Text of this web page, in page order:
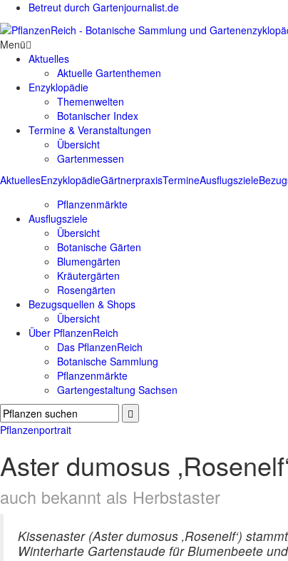
Betreut durch Gartenjournalist.de
AktuellesEnzyklopädieGärtnerpraxisTermineAusflugsziele
Menü
Aktuelles
Aktuelle Gartenthemen
Enzyklopädie
Themenwelten
Botanischer Index
Termine & Veranstaltungen
Übersicht
Gartenmessen
Pflanzenmärkte
Ausflugsziele
Übersicht
Botanische Gärten
Blumengärten
Kräutergärten
Rosengärten
Bezugsquellen & Shops
Übersicht
Über PflanzenReich
Das PflanzenReich
Botanische Sammlung
Pflanzenmärkte
Gartengestaltung Sachsen
Pflanzenportrait
Aster dumosus
auch bekannt als Herbstaster
Kissenaster (Aster dumosus ‚Rosenelf‘)
Winterharte Gartenstaude für Blumenbeete